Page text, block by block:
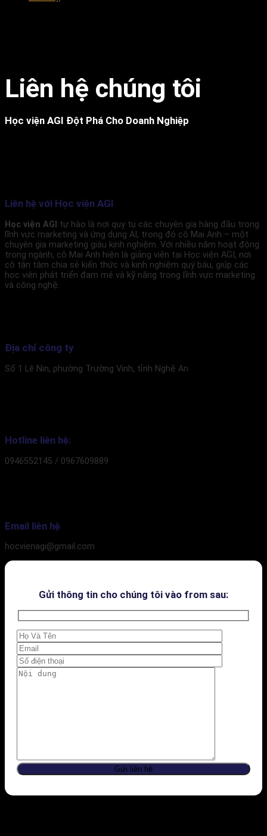
Liên hệ chúng tôi
Học viện AGI Đột Phá Cho Doanh Nghiệp
Liên hệ với Học viện AGI
Học viện AGI tự hào là nơi quy tụ các chuyên gia hàng đầu trong
lĩnh vực marketing và ứng dụng AI, trong đó cô Mai Anh – một
chuyên gia marketing giàu kinh nghiệm. Với nhiều năm hoạt động
trong ngành, cô Mai Anh hiện là giảng viên tại Học viện AGI, nơi
cô tận tâm chia sẻ kiến thức và kinh nghiệm quý báu, giúp các
học viên phát triển đam mê và kỹ năng trong lĩnh vực marketing
và công nghệ.
Địa chỉ công ty
Số 1 Lê Nin, phường Trường Vinh, tỉnh Nghệ An
Hotline liên hệ:
0946552145 / 0967609889
Email liên hệ
hocvienagi@gmail.com
Gửi thông tin cho chúng tôi vào from sau: